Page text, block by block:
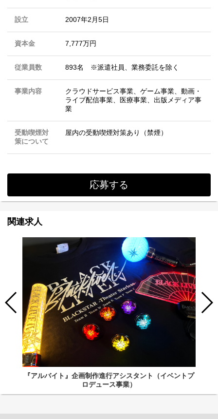
設立 2007年2月5日
資本金 7,777万円
従業員数 893名 ※派遣社員、業務委託を除く
事業内容
クラウドサービス事業、ゲーム事業、動画・
ライブ配信事業、医療事業、出版メディア事
業
受動喫煙対
策について
屋内の受動喫煙対策あり（禁煙）
応募する
関連求人
『アルバイト』企画制作進行アシスタント（イベントプ
ロデュース事業）